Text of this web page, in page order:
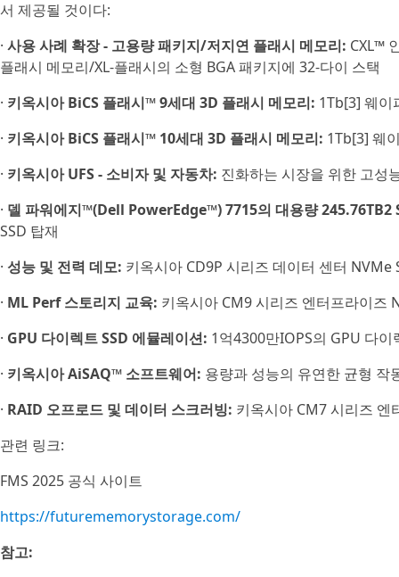
서 제공될 것이다:
· 사용 사례 확장 - 고용량 패키지/저지연 플래시 메모리: CXL™
플래시 메모리/XL-플래시의 소형 BGA 패키지에 32-다이 스택
· 키옥시아 BiCS 플래시™ 9세대 3D 플래시 메모리: 1Tb[3] 웨이
· 키옥시아 BiCS 플래시™ 10세대 3D 플래시 메모리: 1Tb[3] 웨
· 키옥시아 UFS - 소비자 및 자동차: 진화하는 시장을 위한 고성
· 델 파워에지™(Dell PowerEdge™) 7715의 대용량 245.76TB2
SSD 탑재
· 성능 및 전력 데모: 키옥시아 CD9P 시리즈 데이터 센터 NVMe
· ML Perf 스토리지 교육: 키옥시아 CM9 시리즈 엔터프라이즈
· GPU 다이렉트 SSD 에뮬레이션: 1억4300만IOPS의 GPU 다
· 키옥시아 AiSAQ™ 소프트웨어: 용량과 성능의 유연한 균형 작
· RAID 오프로드 및 데이터 스크러빙: 키옥시아 CM7 시리즈 엔
관련 링크:
FMS 2025 공식 사이트
https://futurememorystorage.com/
참고: